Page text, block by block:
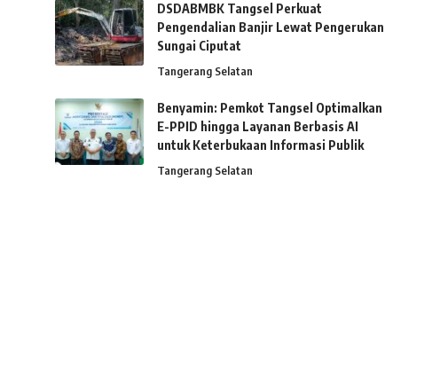
DSDABMBK Tangsel Perkuat
Pengendalian Banjir Lewat Pengerukan
Sungai Ciputat
Tangerang Selatan
Benyamin: Pemkot Tangsel Optimalkan
E-PPID hingga Layanan Berbasis AI
untuk Keterbukaan Informasi Publik
Tangerang Selatan